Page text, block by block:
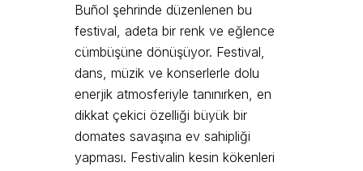
Buñol şehrinde düzenlenen bu
festival, adeta bir renk ve eğlence
cümbüşüne dönüşüyor. Festival,
dans, müzik ve konserlerle dolu
enerjik atmosferiyle tanınırken, en
dikkat çekici özelliği büyük bir
domates savaşına ev sahipliği
yapması. Festivalin kesin kökenleri